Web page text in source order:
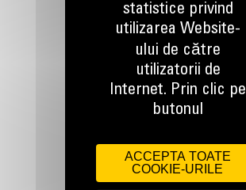
TINEM LEGATURA
statistice privind
utilizarea Website-
ului de către
utilizatorii de
Internet. Prin clic pe
butonul
ACCEPTA TOATE
COOKIE-URILE